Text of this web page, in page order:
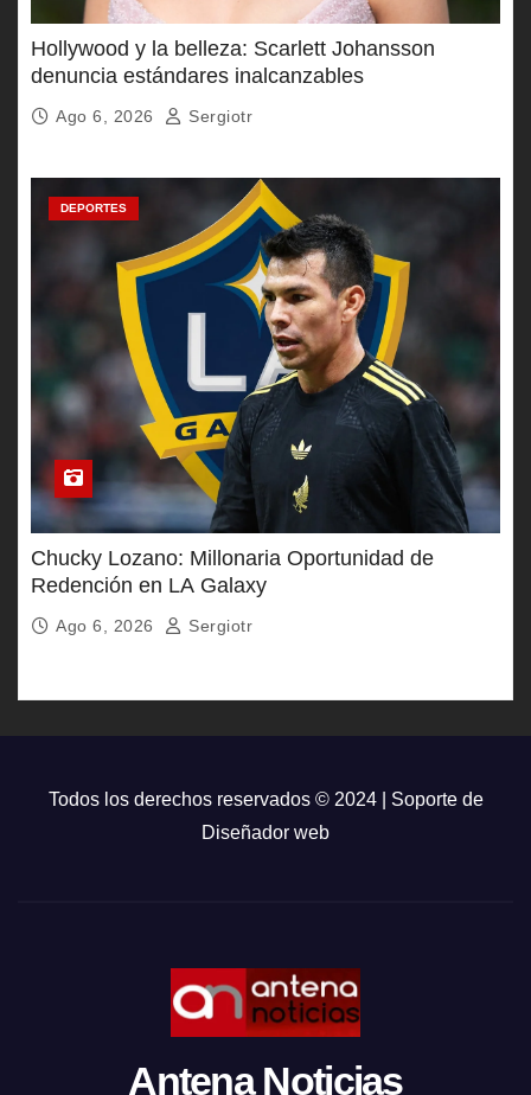
Hollywood y la belleza: Scarlett Johansson
denuncia estándares inalcanzables
Ago 6, 2026 Sergiotr
DEPORTES
Chucky Lozano: Millonaria Oportunidad de
Redención en LA Galaxy
Ago 6, 2026 Sergiotr
Todos los derechos reservados © 2024 | Soporte de
Diseñador web
Antena Noticias